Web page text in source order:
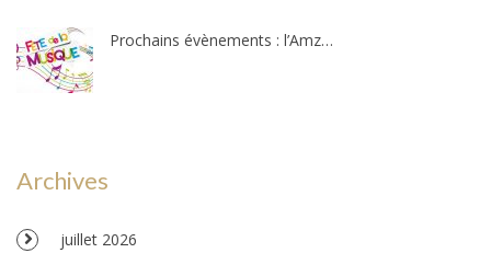
Prochains évènements : l’Amzov participe à la fête de la musique !!!
Archives
juillet 2026